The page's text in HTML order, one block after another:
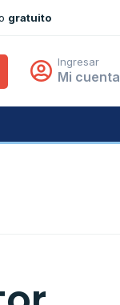
gratuito
Ingresar
Mi cuenta